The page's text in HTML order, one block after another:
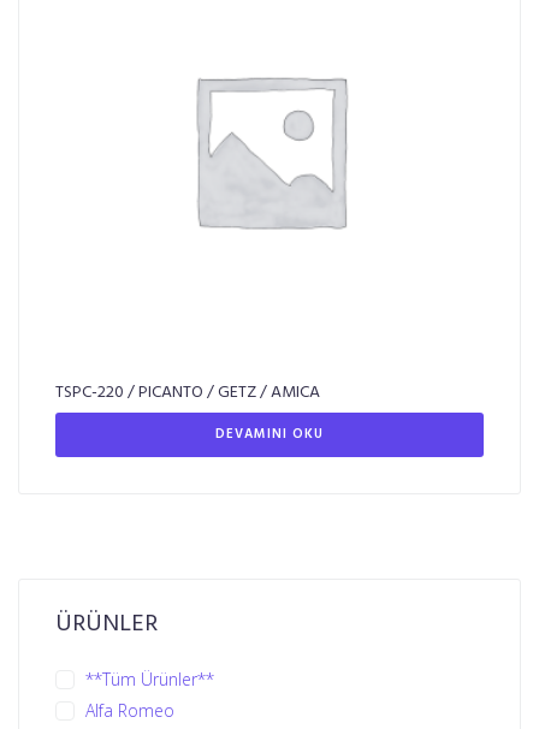
TSPC-220 / PICANTO / GETZ / AMICA
DEVAMINI OKU
ÜRÜNLER
**Tüm Ürünler**
Alfa Romeo